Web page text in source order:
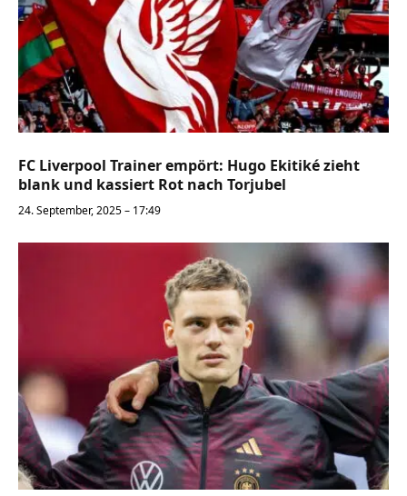
FC Liverpool Trainer empört: Hugo Ekitiké zieht
blank und kassiert Rot nach Torjubel
24. September, 2025 – 17:49